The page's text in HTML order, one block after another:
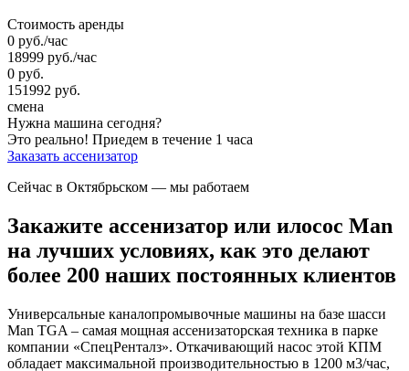
Стоимость аренды
0 руб./час
18999 руб./час
0 руб.
151992 руб.
смена
Нужна машина сегодня?
Это реально! Приедем в течение 1 часа
Заказать ассенизатор
Сейчас в Октябрьском — мы работаем
Закажите ассенизатор или илосос Man
на лучших условиях, как это делают
более 200 наших постоянных клиентов
Универсальные каналопромывочные машины на базе шасси
Man TGA – самая мощная ассенизаторская техника в парке
компании «СпецРенталз». Откачивающий насос этой КПМ
обладает максимальной производительностью в 1200 м3/час,